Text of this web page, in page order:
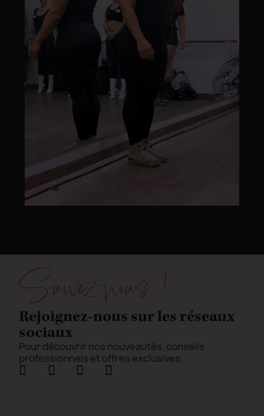
Suivez-nous !
Rejoignez-nous sur les réseaux
sociaux
Pour découvrir nos nouveautés, conseils
professionnels et offres exclusives.